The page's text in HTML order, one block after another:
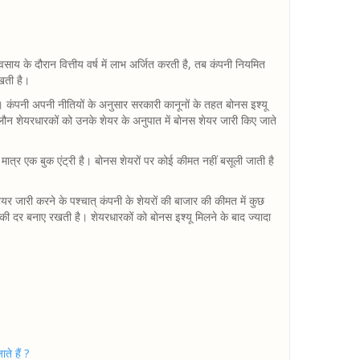
दौरान वित्तीय वर्ष में लाभ अर्जित करती है, तब कंपनी नियमित
है।
अपनी नीतियों के अनुसार सरकारी कानूनों के तहत बोनस इश्यू
शेयरधारकों को उनके शेयर के अनुपात में बोनस शेयर जारी किए जाते
एक बुक एंट्री है। बोनस शेयरों पर कोई कीमत नहीं बसूली जाती है
जारी करने के पश्चात्‌ कंपनी के शेयरों की बाजार की कीमत में कुछ
दर बनाए रखती है। शेयरधारकों को बोनस इश्यू मिलने के बाद ज्यादा
हैं ?